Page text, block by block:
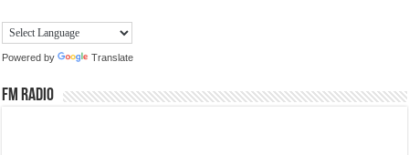
Powered by Translate
FM Radio